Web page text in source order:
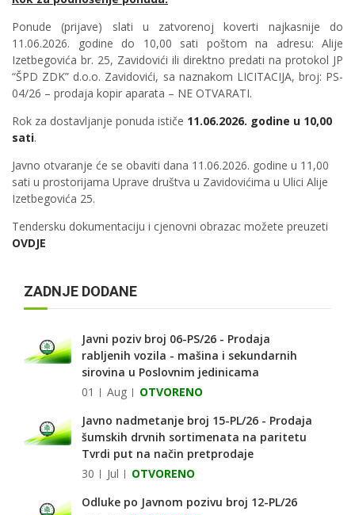
Ponude (prijave) slati u zatvorenoj koverti najkasnije do
11.06.2026. godine do 10,00 sati poštom na adresu: Alije
Izetbegovića br. 25, Zavidovići ili direktno predati na protokol JP
“ŠPD ZDK” d.o.o. Zavidovići, sa naznakom LICITACIJA, broj: PS-
04/26 – prodaja kopir aparata – NE OTVARATI.
Rok za dostavljanje ponuda ističe 11.06.2026. godine u 10,00
sati.
Javno otvaranje će se obaviti dana 11.06.2026. godine u 11,00
sati u prostorijama Uprave društva u Zavidovićima u Ulici Alije
Izetbegovića 25.
Tendersku dokumentaciju i cjenovni obrazac možete preuzeti
OVDJE
ZADNJE DODANE
Javni poziv broj 06-PS/26 - Prodaja
rabljenih vozila - mašina i sekundarnih
sirovina u Poslovnim jedinicama
01
Aug
OTVORENO
Javno nadmetanje broj 15-PL/26 - Prodaja
šumskih drvnih sortimenata na paritetu
Tvrdi put na način pretprodaje
30
Jul
OTVORENO
Odluke po Javnom pozivu broj 12-PL/26